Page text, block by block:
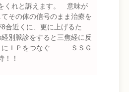
くれと訴えます。 意味が
その体の信号のまま治療を
近くに、更に上げるた
別脈診をすると三焦経に反
にＩＰをつなぐ ＳＳＧ
！！